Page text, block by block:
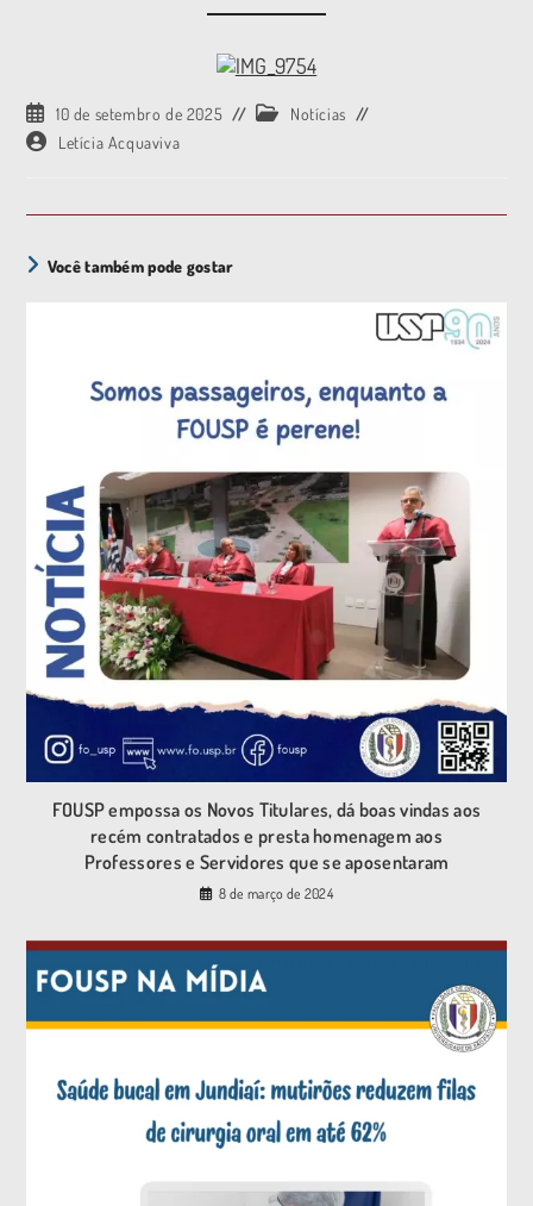
10 de setembro de 2025
Notícias
Letícia Acquaviva
Você também pode gostar
FOUSP empossa os Novos Titulares, dá boas vindas aos
recém contratados e presta homenagem aos
Professores e Servidores que se aposentaram
8 de março de 2024